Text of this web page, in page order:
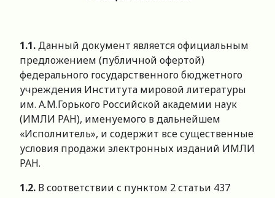
1.1.Данный документ является официальным
предложением (публичной офертой)
федерального государственного бюджетного
учреждения Института мировой литературы
им. А.М.Горького Российской академии наук
(ИМЛИ РАН), именуемого в дальнейшем
«Исполнитель», и содержит все существенные
условия продажи электронных изданий ИМЛИ
РАН.
1.2. В соответствии с пунктом 2 статьи 437